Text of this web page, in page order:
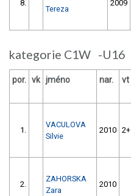
8.
Tereza
2009
kategorie C1W -U16
por. vk jméno nar. vt
1.
VACULOVA
Silvie
2010 2+
2.
ZAHORSKA
Zara
2010